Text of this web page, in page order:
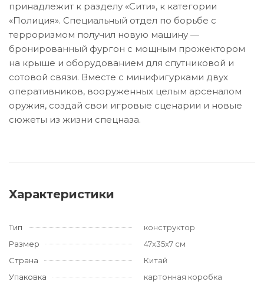
принадлежит к разделу «Сити», к категории
«Полиция». Специальный отдел по борьбе с
терроризмом получил новую машину —
бронированный фургон с мощным прожектором
на крыше и оборудованием для спутниковой и
сотовой связи. Вместе с минифигурками двух
оперативников, вооруженных целым арсеналом
оружия, создай свои игровые сценарии и новые
сюжеты из жизни спецназа.
Характеристики
Тип
конструктор
Размер
47x35x7 см
Страна
Китай
Упаковка
картонная коробка